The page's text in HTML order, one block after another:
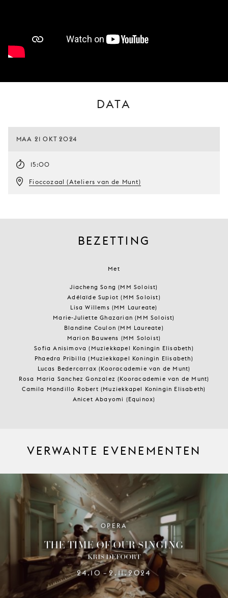
DATA
MAA 21 OKT 2024
15:00
Fioccozaal (Ateliers van de Munt)
BEZETTING
Met
Jiacheng Song (MM Soloist)
Adélaïde Supiot (MM Soloist)
Lisa Willems (MM Laureate)
Marie-Juliette Ghazarian (MM Soloist)
Blandine Coulon (MM Laureate)
Marion Bauwens (MM Soloist)
Sofia Anisimova (Muziekkapel Koningin Elisabeth)
Phaedra Pribilla (Muziekkapel Koningin Elisabeth)
Lucas Bedercarrax (Kooracademie van de Munt)
Rosa Maria Sanchez Gonzalez (Kooracademie van de Munt)
Camila Mandillo Robert (Muziekkapel Koningin Elisabeth)
Anicet Abayomi (Equinox)
VERWANTE EVENEMENTEN
OPERA
THE TIME OF OUR SINGING
KRIS DEFOORT
24.10 –2.11.2024